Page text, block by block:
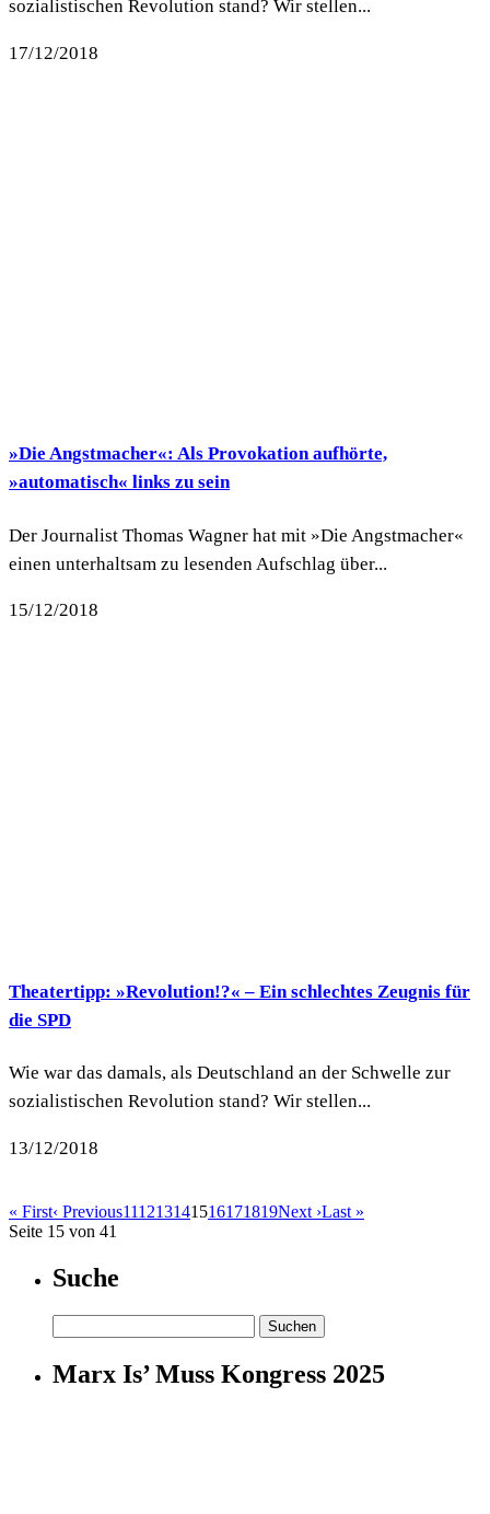
sozialistischen Revolution stand? Wir stellen...
17/12/2018
»Die Angstmacher«: Als Provokation aufhörte,
»automatisch« links zu sein
Der Journalist Thomas Wagner hat mit »Die Angstmacher«
einen unterhaltsam zu lesenden Aufschlag über...
15/12/2018
Theatertipp: »Revolution!?« – Ein schlechtes Zeugnis für
die SPD
Wie war das damals, als Deutschland an der Schwelle zur
sozialistischen Revolution stand? Wir stellen...
13/12/2018
« First‹ Previous111213141516171819Next ›Last »
Seite 15 von 41
Suche
nach:
Marx Is’ Muss Kongress 2025